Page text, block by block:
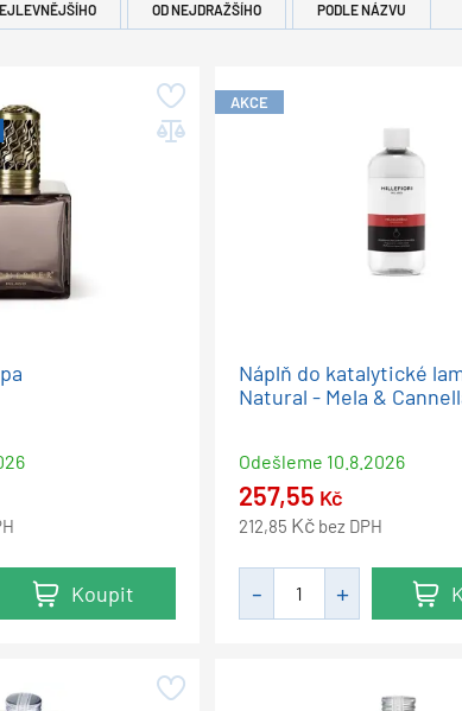
OD NEJDRAŽŠÍHO PODLE NÁZVU
Koupit
AKCE
Náplň do katalytické
Natural - Mela &
Odešleme 10.8.2026
257,55 Kč
212,85 Kč bez DPH